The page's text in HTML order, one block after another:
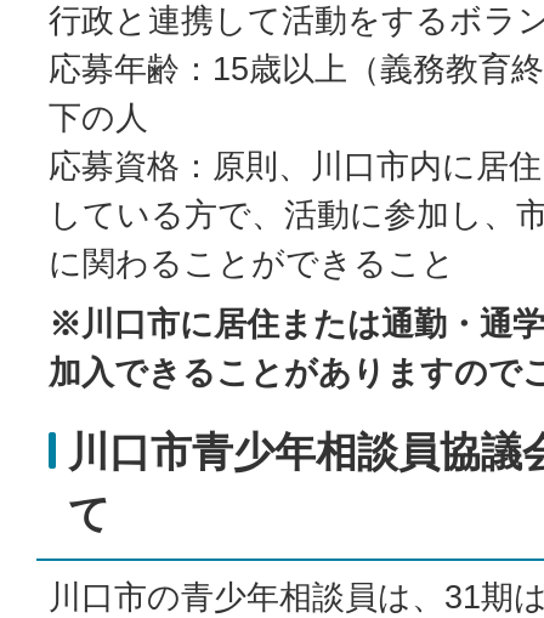
行政と連携して活動をするボラ
応募年齢：15歳以上（義務教育
下の人
応募資格：原則、川口市内に居
している方で、活動に参加し、
に関わることができること
※川口市に居住または通勤・通
加入できることがありますので
川口市青少年相談員協議
て
川口市の青少年相談員は、31期